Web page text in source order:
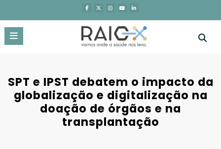
o
conteúdo
SPT e IPST debatem o impacto da
globalização e digitalização na
doação de órgãos e na
transplantação